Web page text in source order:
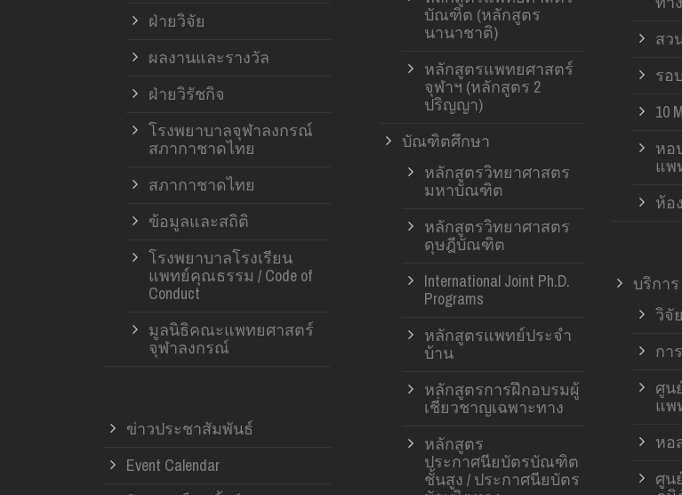
ฝ่ายวิจัย
ผลงานและรางวัล
ฝ่ายวิรัชกิจ
โรงพยาบาลจุฬาลงกรณ์
สภากาชาดไทย
สภากาชาดไทย
ข้อมูลและสถิติ
โรงพยาบาลโรงเรียน
แพทย์คุณธรรม / Code of
Conduct
มูลนิธิคณะแพทยศาสตร์
จุฬาลงกรณ์
ข่าวประชาสัมพันธ์
Event Calendar
บัณฑิต (หลักสูตร
นานาชาติ)
หลักสูตรแพทยศาสตร์
จุฬาฯ (หลักสูตร 2
ปริญญา)
บัณฑิตศึกษา
หลักสูตรวิทยาศาสตร
มหาบัณฑิต
หลักสูตรวิทยาศาสตร
ดุษฎีบัณฑิต
International Joint Ph.D.
Programs
หลักสูตรแพทย์ประจำ
บ้าน
หลักสูตรการฝึกอบรมผู้
เชี่ยวชาญเฉพาะทาง
หลักสูตร
ประกาศนียบัตรบัณฑิต
ชั้นสูง / ประกาศนียบัตร
สว
รอ
10
หอ
แพ
ห้อ
บริการ
วิจัย
กา
ศูน
แพ
หอ
ศูน